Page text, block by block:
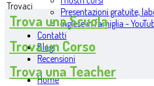
Presentazioni gratuite,
Inglese in famiglia -
Contatti
Blog
Recensioni
Home
Trovaci
Trova una Scuola
Trova un Corso
Trova una Teacher